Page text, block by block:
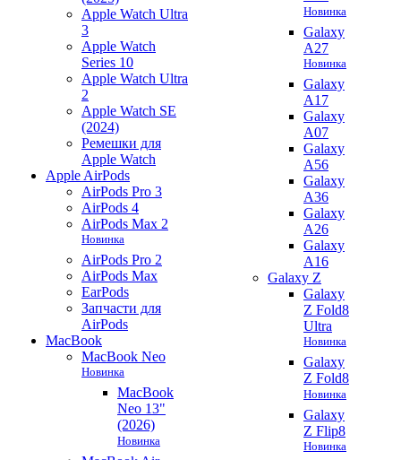
Apple Watch Ultra
3
Apple Watch
Series 10
Apple Watch Ultra
2
Apple Watch SE
(2024)
Ремешки для
Apple Watch
Apple AirPods
AirPods Pro 3
AirPods 4
AirPods Max 2
Новинка
AirPods Pro 2
AirPods Max
EarPods
Запчасти для
AirPods
MacBook
MacBook Neo
Новинка
MacBook
Neo 13"
(2026)
Новинка
Новинка
Galaxy
A27
Новинка
Galaxy
A17
Galaxy
A07
Galaxy
A56
Galaxy
A36
Galaxy
A26
Galaxy
A16
Galaxy Z
Galaxy
Z Fold8
Ultra
Новинка
Galaxy
Z Fold8
Новинка
Galaxy
Z Flip8
Новинка